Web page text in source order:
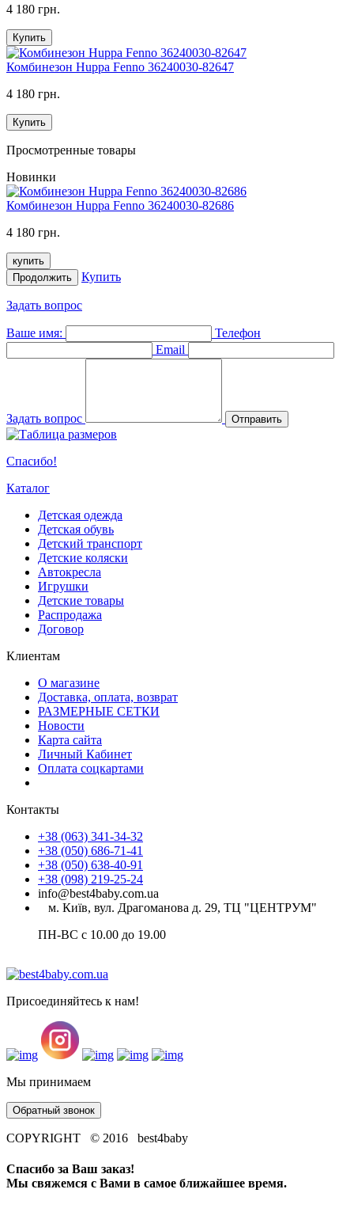
4 180 грн.
Купить
Комбинезон Huppa Fenno 36240030-82647
4 180 грн.
Купить
Просмотренные товары
Новинки
Комбинезон Huppa Fenno 36240030-82686
4 180 грн.
купить
Продолжить
Купить
Задать вопрос
Ваше имя:
Телефон
Email
Задать вопрос Отправить
Спасибо!
Каталог
Детская одежда
Детская обувь
Детский транспорт
Детские коляски
Автокресла
Игрушки
Детские товары
Распродажа
Договор
Клиентам
О магазине
Доставка, оплата, возврат
РАЗМЕРНЫЕ СЕТКИ
Новости
Карта сайта
Личный Кабинет
Оплата соцкартами
Контакты
+38 (063) 341-34-32
+38 (050) 686-71-41
+38 (050) 638-40-91
+38 (098) 219-25-24
info@best4baby.com.ua
м. Київ, вул. Драгоманова д. 29, ТЦ "ЦЕНТРУМ"
ПН-ВС с 10.00 до 19.00
Присоединяйтесь к нам!
Мы принимаем
Обратный звонок
COPYRIGHT © 2016 best4baby
Спасибо за Ваш заказ!
Мы свяжемся с Вами в самое ближайшее время.